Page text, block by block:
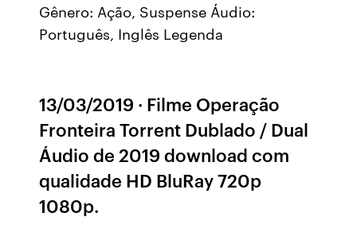
Gênero: Ação, Suspense Áudio:
Português, Inglês Legenda
13/03/2019 · Filme Operação
Fronteira Torrent Dublado / Dual
Áudio de 2019 download com
qualidade HD BluRay 720p
1080p.